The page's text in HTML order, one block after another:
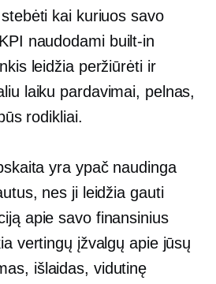
kai kuriuos savo
naudodami built-in
leidžia peržiūrėti ir
laiku pardavimai, pelnas,
rodikliai.
yra ypač naudinga
nes ji leidžia gauti
apie savo finansinius
vertingų įžvalgų apie jūsų
išlaidas, vidutinę